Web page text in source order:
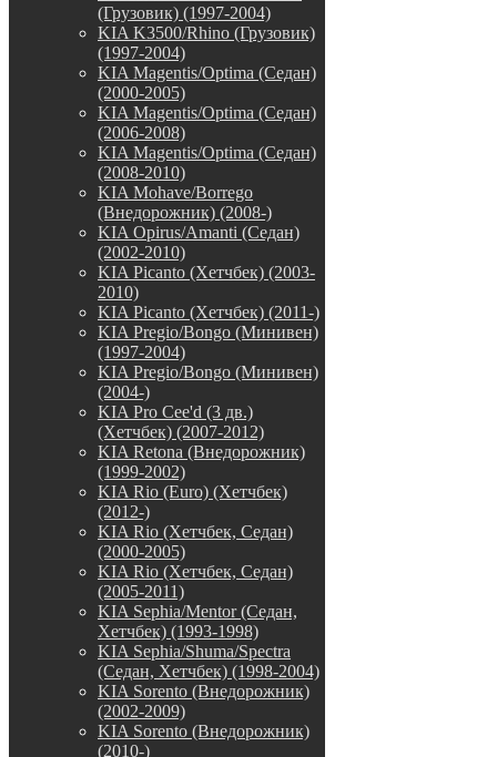
(Грузовик) (1997-2004)
KIA K3500/Rhino (Грузовик)
(1997-2004)
KIA Magentis/Optima (Седан)
(2000-2005)
KIA Magentis/Optima (Седан)
(2006-2008)
KIA Magentis/Optima (Седан)
(2008-2010)
KIA Mohave/Borrego
(Внедорожник) (2008-)
KIA Opirus/Amanti (Седан)
(2002-2010)
KIA Picanto (Хетчбек) (2003-
2010)
KIA Picanto (Хетчбек) (2011-)
KIA Pregio/Bongo (Минивен)
(1997-2004)
KIA Pregio/Bongo (Минивен)
(2004-)
KIA Pro Cee'd (3 дв.)
(Хетчбек) (2007-2012)
KIA Retona (Внедорожник)
(1999-2002)
KIA Rio (Euro) (Хетчбек)
(2012-)
KIA Rio (Хетчбек, Седан)
(2000-2005)
KIA Rio (Хетчбек, Седан)
(2005-2011)
KIA Sephia/Mentor (Седан,
Хетчбек) (1993-1998)
KIA Sephia/Shuma/Spectra
(Седан, Хетчбек) (1998-2004)
KIA Sorento (Внедорожник)
(2002-2009)
KIA Sorento (Внедорожник)
(2010-)